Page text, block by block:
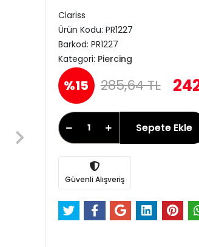
Clariss
Ürün Kodu: PR1227
Barkod: PR1227
Kategori: Piercing
%15 285,64 TL
Sepete Ekle
Güvenli Alışveriş